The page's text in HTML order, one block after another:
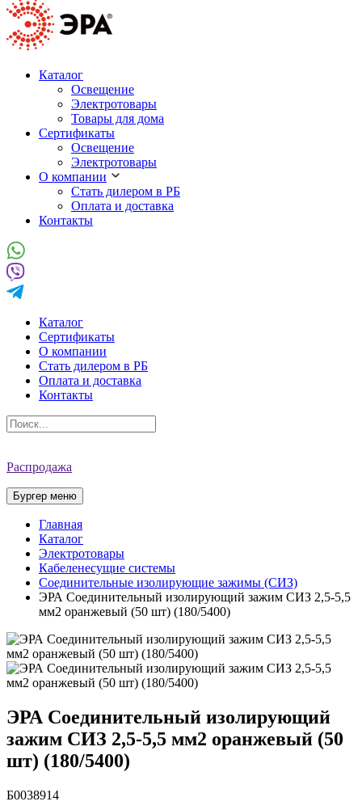
Каталог
Освещение
Электротовары
Товары для дома
Сертификаты
Освещение
Электротовары
О компании
Стать дилером в РБ
Оплата и доставка
Контакты
Каталог
Сертификаты
О компании
Стать дилером в РБ
Оплата и доставка
Контакты
Распродажа
Бургер меню
Главная
Каталог
Электротовары
Кабеленесущие системы
Соединительные изолирующие зажимы (СИЗ)
ЭРА Соединительный изолирующий зажим СИЗ 2,5-5,5
мм2 оранжевый (50 шт) (180/5400)
ЭРА Соединительный изолирующий
зажим СИЗ 2,5-5,5 мм2 оранжевый (50
шт) (180/5400)
Б0038914